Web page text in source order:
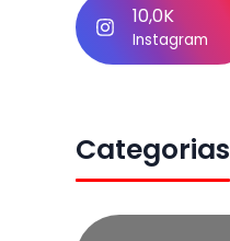
10,0K
Instagram
Categorias